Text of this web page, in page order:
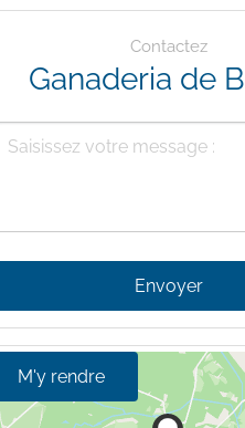
Contactez
Ganaderia de
Envoyer
M'y rendre